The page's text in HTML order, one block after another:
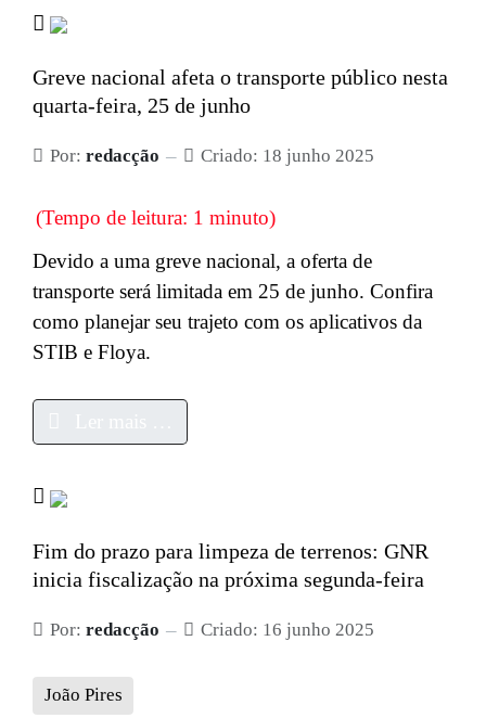
Greve nacional afeta o transporte público nesta
quarta-feira, 25 de junho
Por: redacção Criado: 18 junho 2025
(Tempo de leitura: 1 minuto)
Devido a uma greve nacional, a oferta de
transporte será limitada em 25 de junho. Confira
como planejar seu trajeto com os aplicativos da
STIB e Floya.
Fim do prazo para limpeza de terrenos: GNR
inicia fiscalização na próxima segunda-feira
Por: redacção Criado: 16 junho 2025
João Pires